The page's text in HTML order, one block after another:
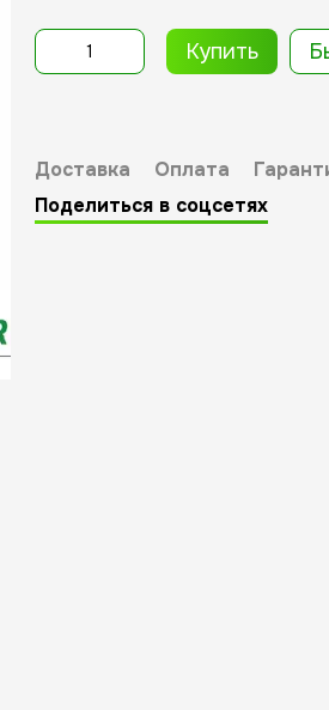
Купить
Доставка Оплата
Поделиться в соцсетях